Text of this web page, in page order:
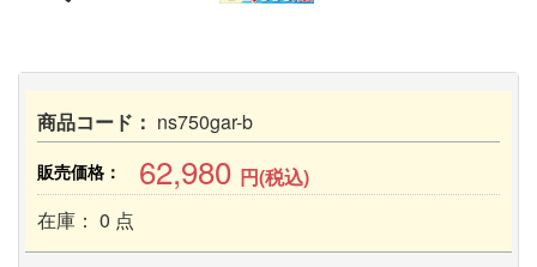
商品コード： ns750gar-b
販売価格： 62,980 円(税込)
在庫： 0 点